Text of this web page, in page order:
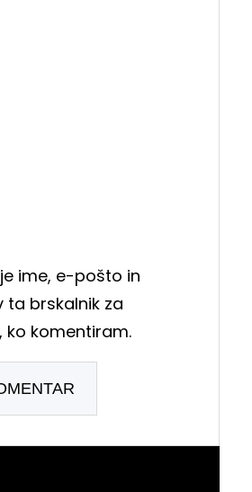
ime, e-pošto in
ta brskalnik za
ko komentiram.